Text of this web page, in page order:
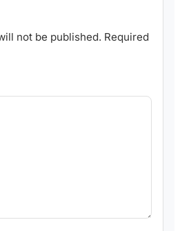
not be published. Required